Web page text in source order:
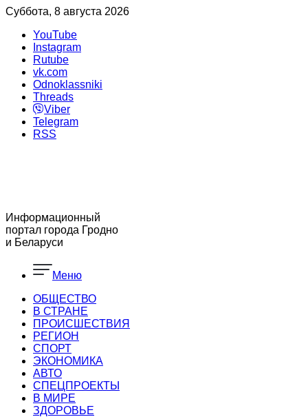
Суббота, 8 августа 2026
YouTube
Instagram
Rutube
vk.com
Odnoklassniki
Threads
Viber
Telegram
RSS
Информационный
портал города Гродно
и Беларуси
Меню
ОБЩЕСТВО
В СТРАНЕ
ПРОИСШЕСТВИЯ
РЕГИОН
CПОРТ
ЭКОНОМИКА
АВТО
СПЕЦПРОЕКТЫ
В МИРЕ
ЗДОРОВЬЕ